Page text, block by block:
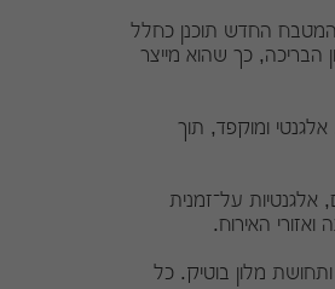
המטבח החדש תוכנן כחלל
הבריכה, כך שהוא מייצר
ומוקפד, תוך
אלגנטיות על־זמנית
האירוח.
מלון בוטיק. כל